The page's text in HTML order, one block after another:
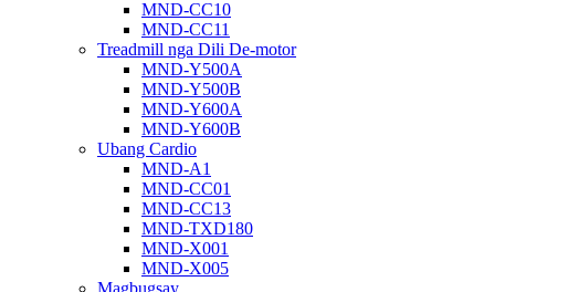
MND-CC10
MND-CC11
Treadmill nga Dili De-motor
MND-Y500A
MND-Y500B
MND-Y600A
MND-Y600B
Ubang Cardio
MND-A1
MND-CC01
MND-CC13
MND-TXD180
MND-X001
MND-X005
Magbugsay